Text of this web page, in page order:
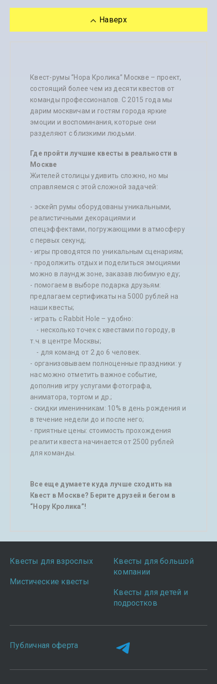
Наверх
Квест-румы “Нора Кролика” Москве – проект,
состоящий более чем из десяти квестов от
команды профессионалов. С 2015 года мы
дарим москвичам и гостям города яркие
эмоции и воспоминания, которые они
разделяют с близкими людьми.
Где пройти лучшие квесты в реальности в
Москве
Жителей столицы удивить сложно, но мы
справляемся с этой сложной задачей:
- эскейп румы оборудованы уникальными,
реалистичными декорациями и
спецэффектами, погружающими в атмосферу
с первых секунд;
- игры проводятся по уникальным сценариям;
- продолжить отдых и поделиться эмоциями
можно в лаундж зоне, заказав любимую еду;
- помогаем в выборе подарка друзьям:
предлагаем сертификаты на 5000 рублей на
наши квесты;
- играть с Rabbit Hole – удобно:
- несколько точек с квестами по городу, в
т.ч. в центре Москвы;
- для команд от 2 до 6 человек.
- организовываем полноценные праздники: у
нас можно отметить важное событие,
дополнив игру услугами фотографа,
аниматора, тортом и др.;
- скидки именинникам: 10% в день рождения и
в течение недели до и после него;
- приятные цены: стоимость прохождения
реалити квеста начинается от 2500 рублей
для команды.
Все еще думаете куда лучше сходить на
Квест в Москве? Берите друзей и бегом в
“Нору Кролика”!
Квесты для взрослых
Мистические квесты
Квесты для большой
компании
Квесты для детей и
подростков
Публичная оферта